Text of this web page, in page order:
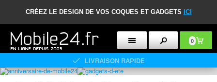
CRÉEZ LE DESIGN DE VOS COQUES ET GADGETS ICI
0
LIVRAISON RAPIDE